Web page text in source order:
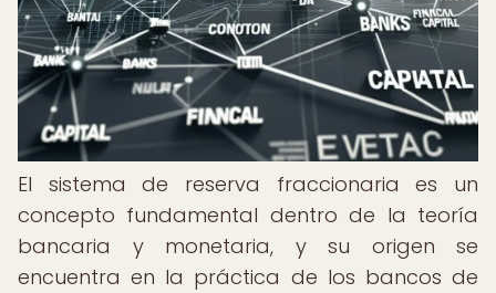
El sistema de reserva fraccionaria es un
concepto fundamental dentro de la teoría
bancaria y monetaria, y su origen se
encuentra en la práctica de los bancos de